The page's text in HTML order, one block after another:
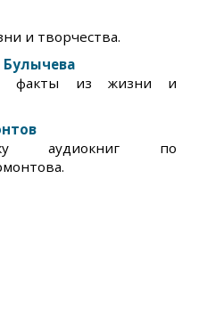
и творчества.
факты из жизни и
аудиокниг по